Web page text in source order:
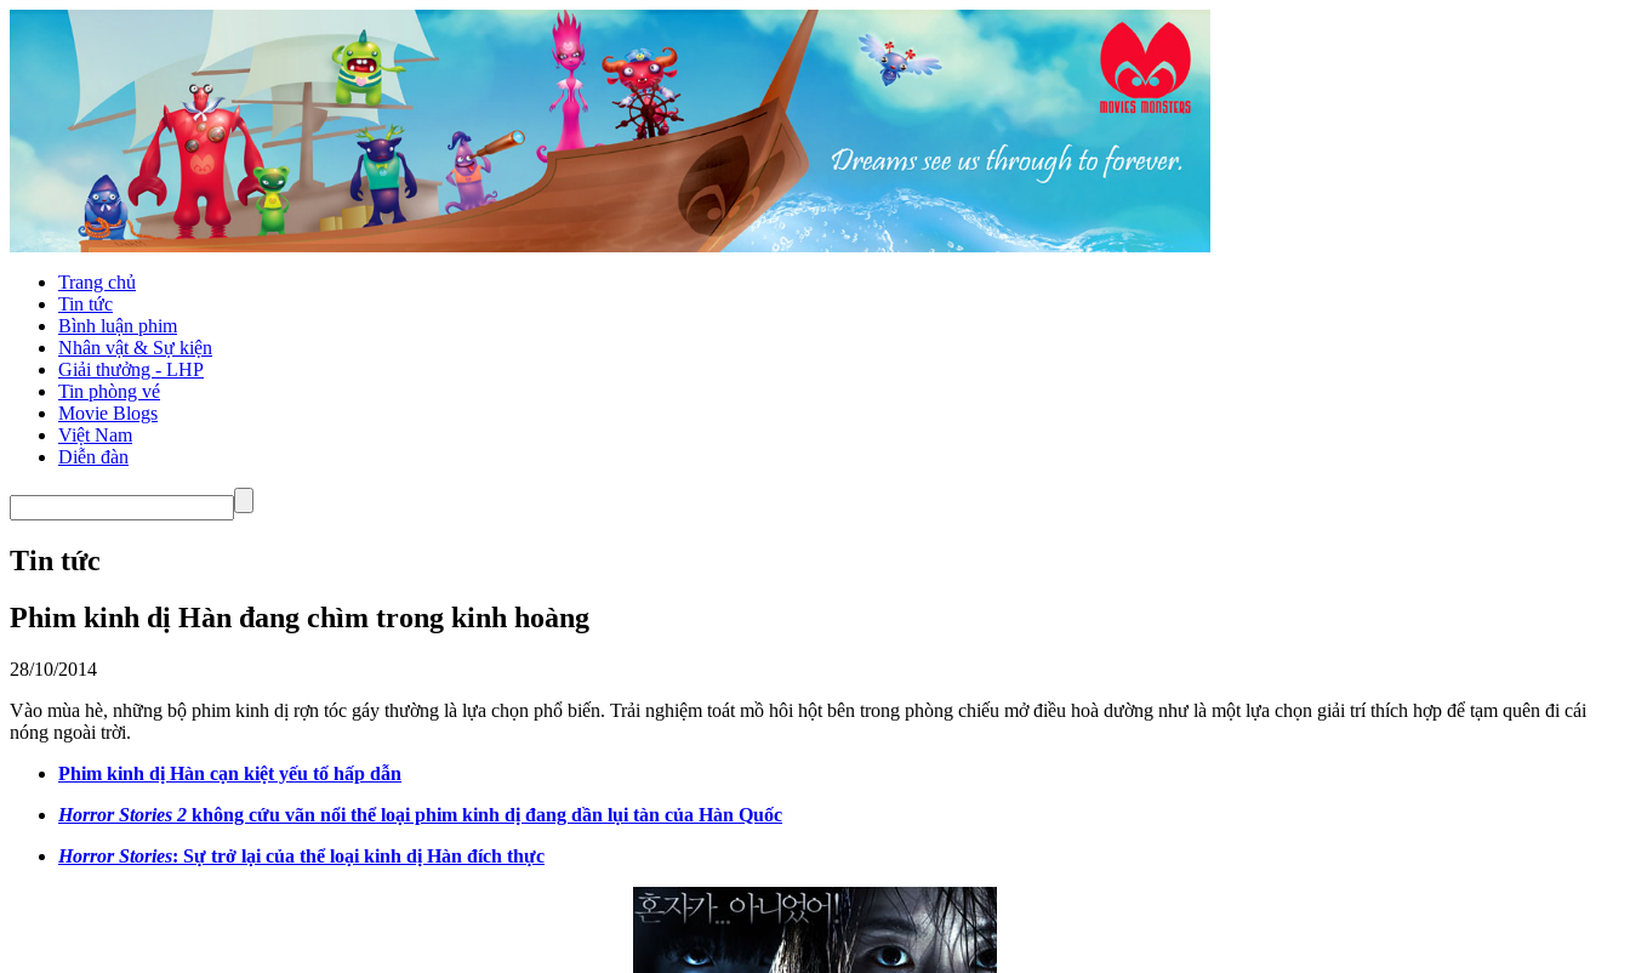
Trang chủ
Tin tức
Bình luận phim
Nhân vật & Sự kiện
Giải thưởng - LHP
Tin phòng vé
Movie Blogs
Việt Nam
Diễn đàn
Tin tức
Phim kinh dị Hàn đang chìm trong kinh hoàng
28/10/2014
Vào mùa hè, những bộ phim kinh dị rợn tóc gáy thường là lựa chọn phổ biến. Trải nghiệm toát mồ hôi hột bên trong phòng chiếu mở điều hoà dường như là một lựa chọn giải trí thích hợp để tạm quên đi cái
nóng ngoài trời.
Phim kinh dị Hàn cạn kiệt yếu tố hấp dẫn
Horror Stories 2 không cứu vãn nổi thể loại phim kinh dị đang dần lụi tàn của Hàn Quốc
Horror Stories: Sự trở lại của thể loại kinh dị Hàn đích thực